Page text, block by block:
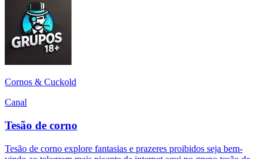
Cornos & Cuckold
Canal
Tesão de corno
Tesão de corno explore fantasias e prazeres proibidos seja bem-